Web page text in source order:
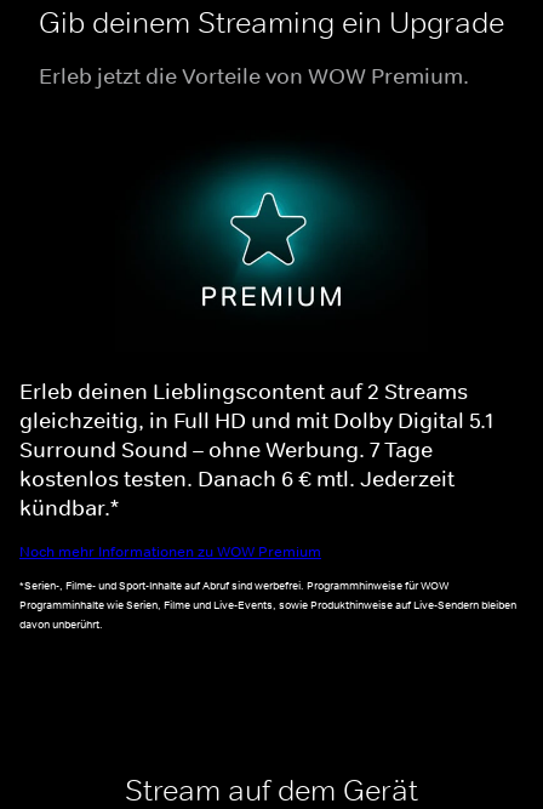
Gib deinem Streaming ein Upgrade
Erleb jetzt die Vorteile von WOW Premium.
Erleb deinen Lieblingscontent auf 2 Streams
gleichzeitig, in Full HD und mit Dolby Digital 5.1
Surround Sound – ohne Werbung. 7 Tage
kostenlos testen. Danach 6 € mtl. Jederzeit
kündbar.*
Noch mehr Informationen zu WOW Premium
*Serien-, Filme- und Sport-Inhalte auf Abruf sind werbefrei. Programmhinweise für WOW
Programminhalte wie Serien, Filme und Live-Events, sowie Produkthinweise auf Live-Sendern bleiben
davon unberührt.
Stream auf dem Gerät